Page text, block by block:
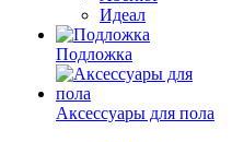
Идеал
Подложка
Аксессуары для пола